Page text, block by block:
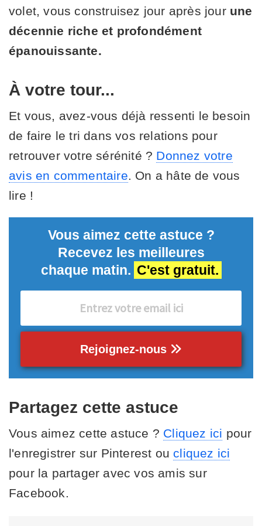
volet, vous construisez jour après jour une
décennie riche et profondément
épanouissante.
À votre tour...
Et vous, avez-vous déjà ressenti le besoin
de faire le tri dans vos relations pour
retrouver votre sérénité ? Donnez votre
avis en commentaire . On a hâte de vous
lire !
Vous aimez cette astuce ?
Recevez les meilleures
chaque matin. C'est gratuit.
Rejoignez-nous
Partagez cette astuce
Vous aimez cette astuce ? Cliquez ici pour
l'enregistrer sur Pinterest ou cliquez ici
pour la partager avec vos amis sur
Facebook.